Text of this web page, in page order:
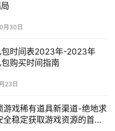
月30日
包时间表2023年-2023年
购买时间指南
23日
游戏稀有道具新渠道-绝地求
稳定获取游戏资源的首选